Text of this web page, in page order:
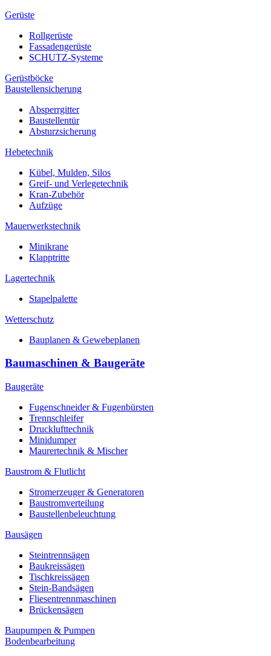
Gerüste
Rollgerüste
Fassadengerüste
SCHUTZ-Systeme
Gerüstböcke
Baustellensicherung
Absperrgitter
Baustellentür
Absturzsicherung
Hebetechnik
Kübel, Mulden, Silos
Greif- und Verlegetechnik
Kran-Zubehör
Aufzüge
Mauerwerkstechnik
Minikrane
Klapptritte
Lagertechnik
Stapelpalette
Wetterschutz
Bauplanen & Gewebeplanen
Baumaschinen & Baugeräte
Baugeräte
Fugenschneider & Fugenbürsten
Trennschleifer
Drucklufttechnik
Minidumper
Maurertechnik & Mischer
Baustrom & Flutlicht
Stromerzeuger & Generatoren
Baustromverteilung
Baustellenbeleuchtung
Bausägen
Steintrennsägen
Baukreissägen
Tischkreissägen
Stein-Bandsägen
Fliesentrennmaschinen
Brückensägen
Baupumpen & Pumpen
Bodenbearbeitung